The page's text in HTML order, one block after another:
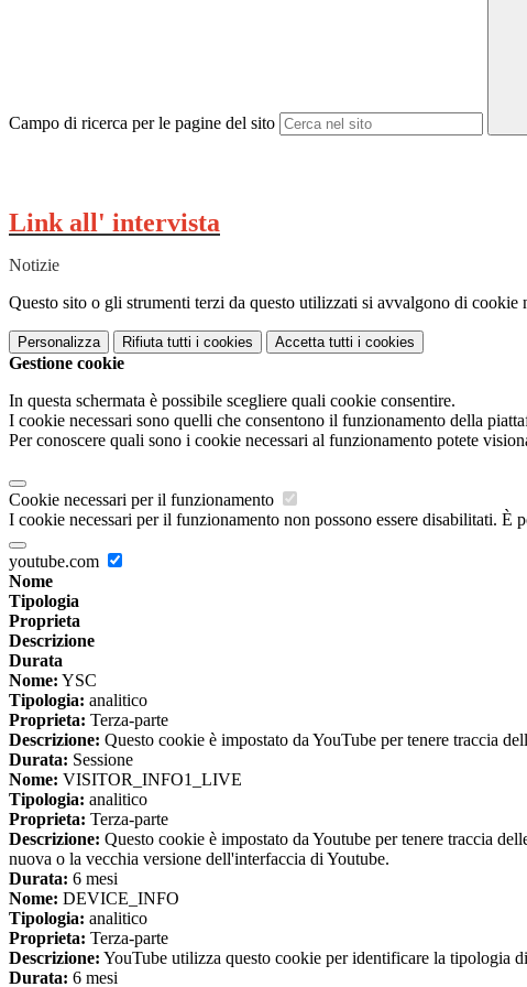
Campo di ricerca per le pagine del sito
Link all' intervista
Notizie
Questo sito o gli strumenti terzi da questo utilizzati si avvalgono di
Personalizza Rifiuta tutti i cookies Accetta tutti i cookies
Gestione cookie
In questa schermata è possibile scegliere quali cookie consentire.
I cookie necessari sono quelli che consentono il funzionamento della
Per conoscere quali sono i cookie necessari al funzionamento potete
Cookie necessari per il funzionamento
I cookie necessari per il funzionamento non possono essere disabilitati.
youtube.com
Nome
Tipologia
Proprieta
Descrizione
Durata
Nome: YSC
Tipologia: analitico
Proprieta: Terza-parte
Descrizione: Questo cookie è impostato da YouTube per tenere traccia
Durata: Sessione
Nome: VISITOR_INFO1_LIVE
Tipologia: analitico
Proprieta: Terza-parte
Descrizione: Questo cookie è impostato da Youtube per tenere traccia
nuova o la vecchia versione dell'interfaccia di Youtube.
Durata: 6 mesi
Nome: DEVICE_INFO
Tipologia: analitico
Proprieta: Terza-parte
Descrizione: YouTube utilizza questo cookie per identificare la tipologia
Durata: 6 mesi